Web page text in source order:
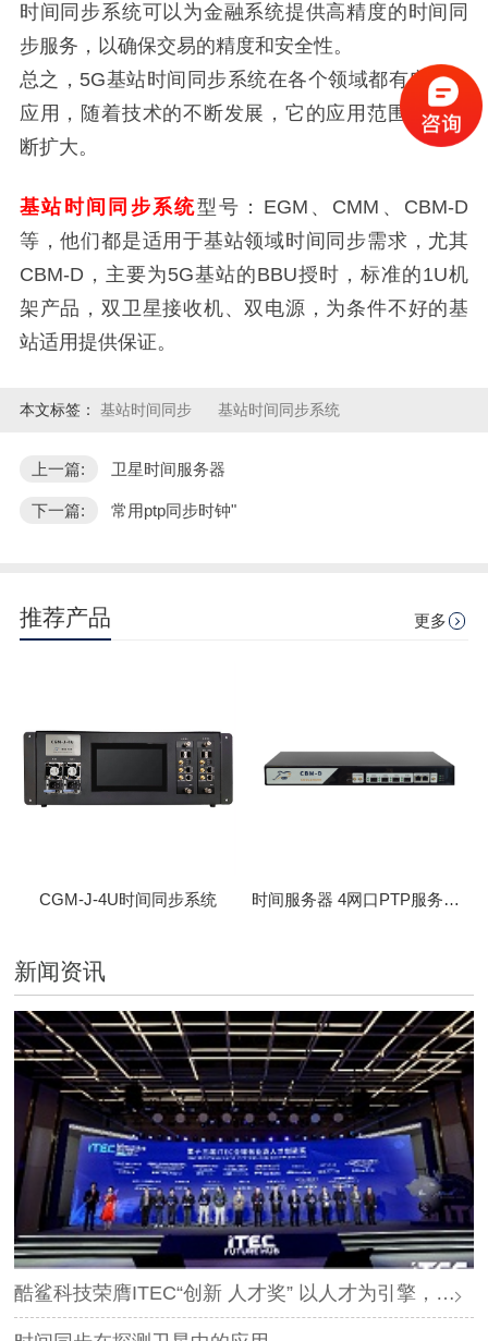
时间同步系统可以为金融系统提供高精度的时间同
步服务，以确保交易的精度和安全性。
总之，5G基站时间同步系统在各个领域都有广泛的
应用，随着技术的不断发展，它的应用范围还将不
断扩大。
基站时间同步系统型号：EGM、CMM、CBM-D
等，他们都是适用于基站领域时间同步需求，尤其
CBM-D，主要为5G基站的BBU授时，标准的1U机
架产品，双卫星接收机、双电源，为条件不好的基
站适用提供保证。
本文标签： 基站时间同步 基站时间同步系统
上一篇: 卫星时间服务器
下一篇: 常用ptp同步时钟"
推荐产品 更多
CGM-J-4U时间同步系统 时间服务器 4网口PTP服务器 CBM-D-40
新闻资讯
酷鲨科技荣膺ITEC“创新 人才奖” 以人才为引擎，时空为基石，驱动智能未来